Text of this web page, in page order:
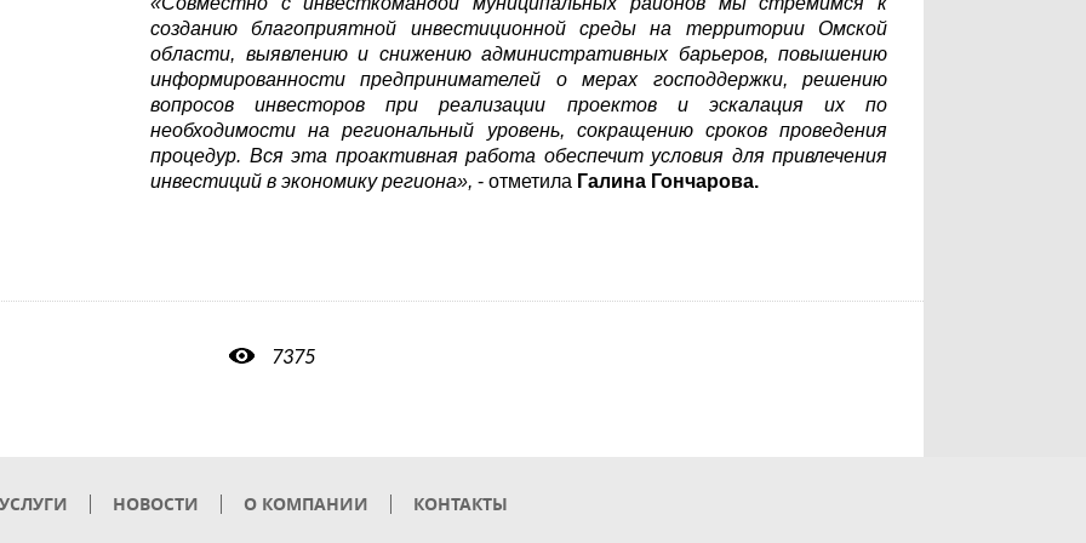
созданию благоприятной инвестиционной среды на территории Омской
области, выявлению и снижению административных барьеров, повышению
информированности предпринимателей о мерах господдержки, решению
вопросов инвесторов при реализации проектов и эскалация их по
необходимости на региональный уровень, сокращению сроков проведения
процедур. Вся эта проактивная работа обеспечит условия для привлечения
инвестиций в экономику региона», - отметила Галина Гончарова.
7375
УСЛУГИ НОВОСТИ О КОМПАНИИ КОНТАКТЫ